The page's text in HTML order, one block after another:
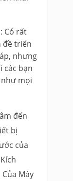
Có rất
đề triển
nhưng
các bạn
mọi
đến
bị
của
Máy